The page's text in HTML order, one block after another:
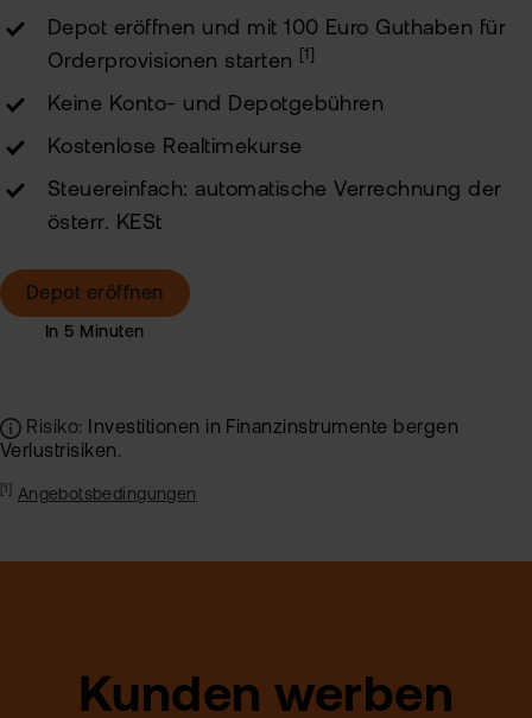
Depot eröffnen und mit 100 Euro Guthaben für
Orderprovisionen starten
[1]
Keine Konto- und Depotgebühren
Kostenlose Realtimekurse
Steuereinfach: automatische Verrechnung der
österr. KESt
Depot eröffnen
Risiko:
Investitionen in Finanzinstrumente bergen
Verlustrisiken.
[1] Angebotsbedingungen
Kunden werben